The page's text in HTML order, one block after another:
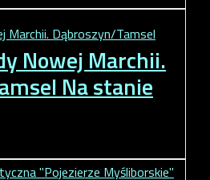
Nowej Marchii.
Na stanie